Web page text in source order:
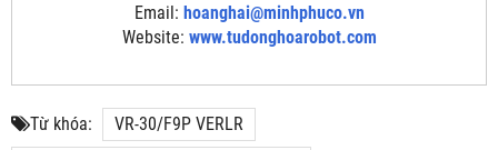
Email: hoanghai@minhphuco.vn
Website: www.tudonghoarobot.com
Từ khóa:
VR-30/F9P VERLR